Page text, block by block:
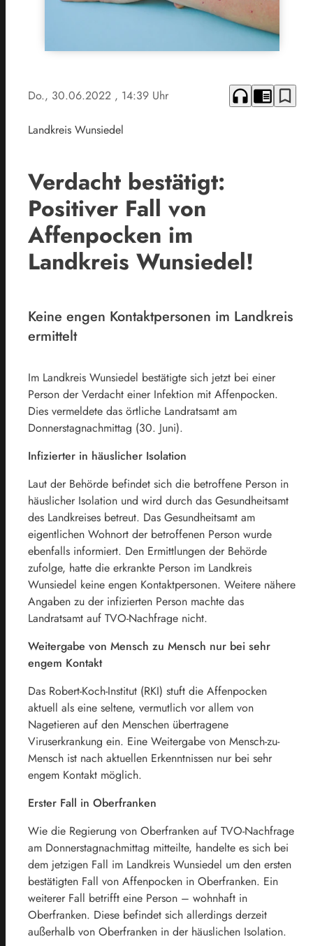
Do., 30.06.2022 , 14:39 Uhr headphones chrome_reader_mode bookmark_border
Landkreis Wunsiedel
Verdacht bestätigt:
Positiver Fall von
Affenpocken im
Landkreis Wunsiedel!
Keine engen Kontaktpersonen im Landkreis
ermittelt
Im Landkreis Wunsiedel bestätigte sich jetzt bei einer
Person der Verdacht einer Infektion mit Affenpocken.
Dies vermeldete das örtliche Landratsamt am
Donnerstagnachmittag (30. Juni).
Infizierter in häuslicher Isolation
Laut der Behörde befindet sich die betroffene Person in
häuslicher Isolation und wird durch das Gesundheitsamt
des Landkreises betreut. Das Gesundheitsamt am
eigentlichen Wohnort der betroffenen Person wurde
ebenfalls informiert. Den Ermittlungen der Behörde
zufolge, hatte die erkrankte Person im Landkreis
Wunsiedel keine engen Kontaktpersonen. Weitere nähere
Angaben zu der infizierten Person machte das
Landratsamt auf TVO-Nachfrage nicht.
Weitergabe von Mensch zu Mensch nur bei sehr
engem Kontakt
Das Robert-Koch-Institut (RKI) stuft die Affenpocken
aktuell als eine seltene, vermutlich vor allem von
Nagetieren auf den Menschen übertragene
Viruserkrankung ein. Eine Weitergabe von Mensch-zu-
Mensch ist nach aktuellen Erkenntnissen nur bei sehr
engem Kontakt möglich.
Erster Fall in Oberfranken
Wie die Regierung von Oberfranken auf TVO-Nachfrage
am Donnerstagnachmittag mitteilte, handelte es sich bei
dem jetzigen Fall im Landkreis Wunsiedel um den ersten
bestätigten Fall von Affenpocken in Oberfranken. Ein
weiterer Fall betrifft eine Person – wohnhaft in
Oberfranken. Diese befindet sich allerdings derzeit
außerhalb von Oberfranken in der häuslichen Isolation.